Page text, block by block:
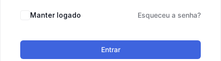
Manter logado Esqueceu a senha?
Entrar